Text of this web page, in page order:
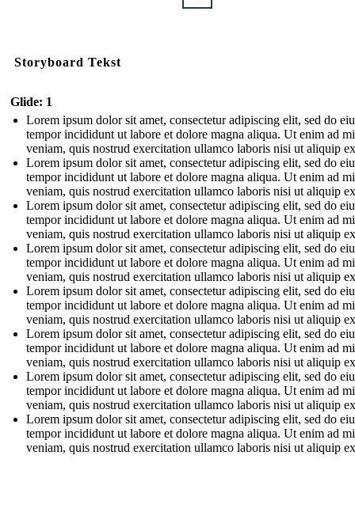
Storyboard Tekst
Glide: 1
Lorem ipsum dolor sit amet, consectetur adipiscing elit, sed do
tempor incididunt ut labore et dolore magna aliqua. Ut enim ad
veniam, quis nostrud exercitation ullamco laboris nisi ut aliquip ex
Lorem ipsum dolor sit amet, consectetur adipiscing elit, sed do
tempor incididunt ut labore et dolore magna aliqua. Ut enim ad
veniam, quis nostrud exercitation ullamco laboris nisi ut aliquip ex
Lorem ipsum dolor sit amet, consectetur adipiscing elit, sed do
tempor incididunt ut labore et dolore magna aliqua. Ut enim ad
veniam, quis nostrud exercitation ullamco laboris nisi ut aliquip ex
Lorem ipsum dolor sit amet, consectetur adipiscing elit, sed do
tempor incididunt ut labore et dolore magna aliqua. Ut enim ad
veniam, quis nostrud exercitation ullamco laboris nisi ut aliquip ex
Lorem ipsum dolor sit amet, consectetur adipiscing elit, sed do
tempor incididunt ut labore et dolore magna aliqua. Ut enim ad
veniam, quis nostrud exercitation ullamco laboris nisi ut aliquip ex
Lorem ipsum dolor sit amet, consectetur adipiscing elit, sed do
tempor incididunt ut labore et dolore magna aliqua. Ut enim ad
veniam, quis nostrud exercitation ullamco laboris nisi ut aliquip ex
Lorem ipsum dolor sit amet, consectetur adipiscing elit, sed do
tempor incididunt ut labore et dolore magna aliqua. Ut enim ad
veniam, quis nostrud exercitation ullamco laboris nisi ut aliquip ex
Lorem ipsum dolor sit amet, consectetur adipiscing elit, sed do
tempor incididunt ut labore et dolore magna aliqua. Ut enim ad
veniam, quis nostrud exercitation ullamco laboris nisi ut aliquip ex